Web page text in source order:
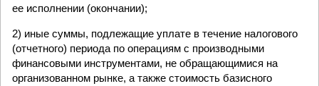
ее исполнении (окончании);
2) иные суммы, подлежащие уплате в течение налогового
(отчетного) периода по операциям с производными
финансовыми инструментами, не обращающимися на
организованном рынке, а также стоимость базисного